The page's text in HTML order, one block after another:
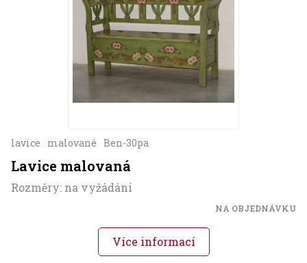
lavice malované Ben-30pa
Lavice malovaná
Rozměry: na vyžádání
NA OBJEDNÁVKU
Více informací